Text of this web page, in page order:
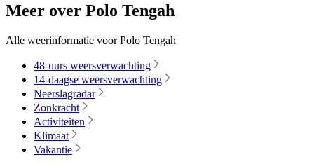
Meer over Polo Tengah
Alle weerinformatie voor Polo Tengah
48-uurs weersverwachting
14-daagse weersverwachting
Neerslagradar
Zonkracht
Activiteiten
Klimaat
Vakantie